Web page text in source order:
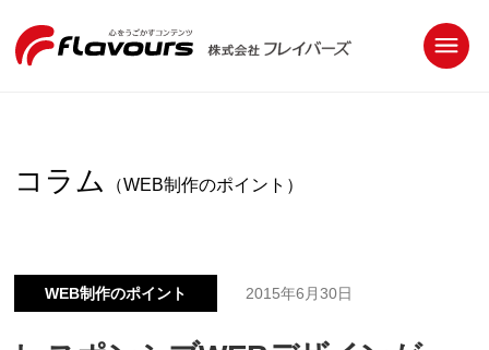
コラム （WEB制作のポイント）
WEB制作のポイント 2015年6月30日